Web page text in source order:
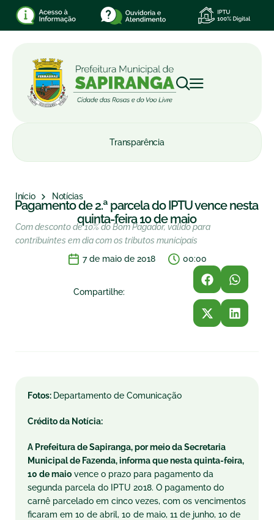
Transparência
Início Notícias
Pagamento de 2.ª parcela do IPTU vence nesta
quinta-feira 10 de maio
Com desconto de 10% do Bom Pagador, válido para
contribuintes em dia com os tributos municipais
7 de maio de 2018
00:00
Compartilhe:
Fotos: Departamento de Comunicação
Crédito da Notícia:
A Prefeitura de Sapiranga, por meio da Secretaria
Municipal de Fazenda, informa que nestaquinta-feira,
10 de maio vence o prazo para pagamento da
segunda parcela do IPTU 2018. O pagamento do
carnê parcelado em cinco vezes, com os vencimentos
ficaram em 10 de abril, 10 de maio, 11 de junho, 10 de